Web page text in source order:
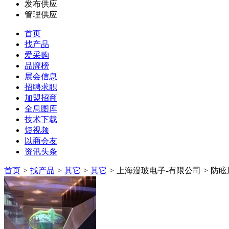
发布供应
管理供应
首页
找产品
爱采购
品牌榜
展会信息
招聘求职
加盟招商
全息图库
技术下载
短视频
以商会友
资讯头条
首页 > 找产品 > 其它 > 其它 > 上海漫玻电子-有限公司 > 防眩